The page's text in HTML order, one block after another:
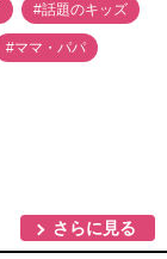
#話題のキッズ
#ママ・パパ
さらに見る